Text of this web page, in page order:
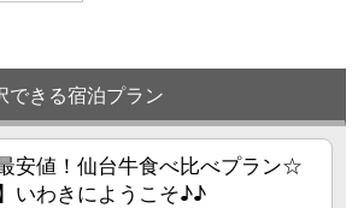
できる宿泊プラン
安値！仙台牛食べ比べプラン☆
いわきにようこそ♪♪